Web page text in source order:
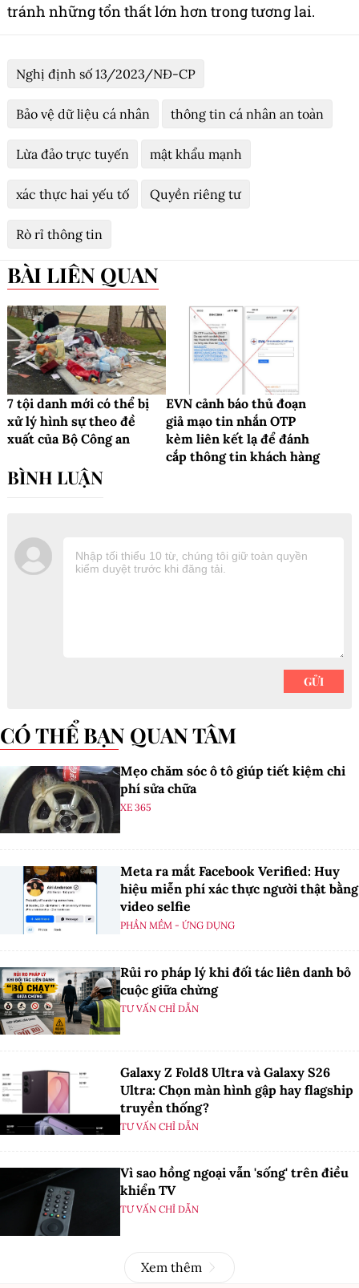
tránh những tổn thất lớn hơn trong tương lai.
Nghị định số 13/2023/NĐ-CP
Bảo vệ dữ liệu cá nhân thông tin cá nhân an toàn
Lừa đảo trực tuyến mật khẩu mạnh
xác thực hai yếu tố Quyền riêng tư
Rò rỉ thông tin
BÀI LIÊN QUAN
7 tội danh mới có thể bị
xử lý hình sự theo đề
xuất của Bộ Công an
EVN cảnh báo thủ đoạn
giả mạo tin nhắn OTP
kèm liên kết lạ để đánh
cắp thông tin khách hàng
CÓ THỂ BẠN QUAN TÂM
Mẹo chăm sóc ô tô giúp tiết kiệm chi
phí sửa chữa
XE 365
Meta ra mắt Facebook Verified: Huy
hiệu miễn phí xác thực người thật bằng
video selfie
PHẦN MỀM - ỨNG DỤNG
Rủi ro pháp lý khi đối tác liên danh bỏ
cuộc giữa chừng
TƯ VẤN CHỈ DẪN
Galaxy Z Fold8 Ultra và Galaxy S26
Ultra: Chọn màn hình gập hay flagship
truyền thống?
TƯ VẤN CHỈ DẪN
Vì sao hồng ngoại vẫn 'sống' trên điều
khiển TV
TƯ VẤN CHỈ DẪN
Xem thêm